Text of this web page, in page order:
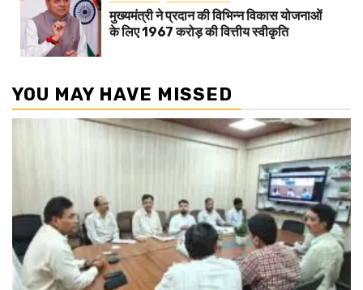
मुख्यमंत्री ने प्रदान की विभिन्न विकास योजनाओं
के लिए 1967 करोड़ की वित्तीय स्वीकृति
YOU MAY HAVE MISSED